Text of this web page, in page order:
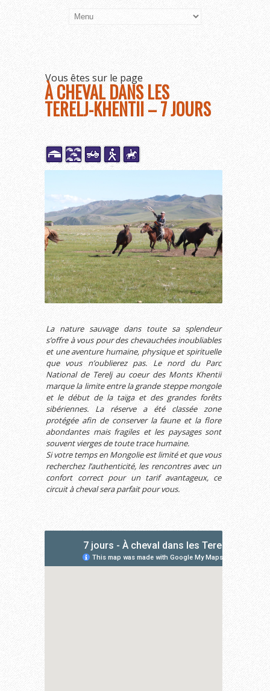
Vous êtes sur le page
À CHEVAL DANS LES
TERELJ-KHENTII – 7 JOURS
La nature sauvage dans toute sa splendeur
s’offre à vous pour des chevauchées inoubliables
et une aventure humaine, physique et spirituelle
que vous n’oublierez pas. Le nord du Parc
National de Terelj au coeur des Monts Khentii
marque la limite entre la grande steppe mongole
et le début de la taïga et des grandes forêts
sibériennes. La réserve a été classée zone
protégée afin de conserver la faune et la flore
abondantes mais fragiles et les paysages sont
souvent vierges de toute trace humaine.
Si votre temps en Mongolie est limité et que vous
recherchez l’authenticité, les rencontres avec un
confort correct pour un tarif avantageux, ce
circuit à cheval sera parfait pour vous.